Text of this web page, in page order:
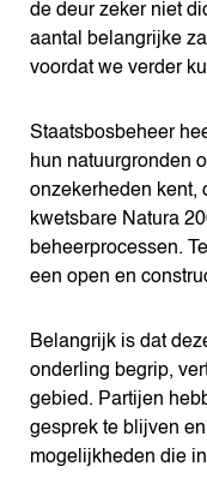
de deur zeker niet
aantal belangrijke
voordat we verder
Staatsbosbeheer
hun natuurgronden
onzekerheden kent,
kwetsbare Natura
beheerprocessen.
een open en
Belangrijk is dat
onderling begrip,
gebied. Partijen
gesprek te blijven
mogelijkheden die